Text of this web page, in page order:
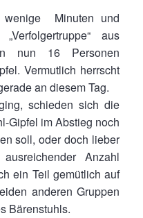
wenige Minuten und
aus
nun 16 Personen
Vermutlich herrscht
an diesem Tag.
schieden sich die
Gipfel im Abstieg noch
soll, oder doch lieber
Anzahl
ein Teil gemütlich auf
anderen Gruppen
Bärenstuhls.